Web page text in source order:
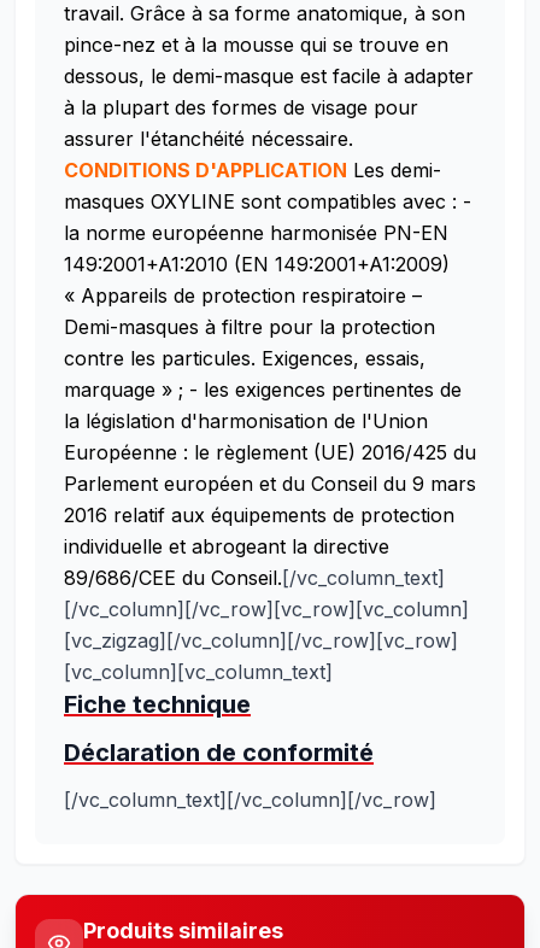
travail. Grâce à sa forme anatomique, à son
pince-nez et à la mousse qui se trouve en
dessous, le demi-masque est facile à adapter
à la plupart des formes de visage pour
assurer l'étanchéité nécessaire.
CONDITIONS D'APPLICATION Les demi-
masques OXYLINE sont compatibles avec : -
la norme européenne harmonisée PN-EN
149:2001+A1:2010 (EN 149:2001+A1:2009)
« Appareils de protection respiratoire –
Demi-masques à filtre pour la protection
contre les particules. Exigences, essais,
marquage » ; - les exigences pertinentes de
la législation d'harmonisation de l'Union
Européenne : le règlement (UE) 2016/425 du
Parlement européen et du Conseil du 9 mars
2016 relatif aux équipements de protection
individuelle et abrogeant la directive
89/686/CEE du Conseil. [/vc_column_text]
[/vc_column][/vc_row][vc_row][vc_column]
[vc_zigzag][/vc_column][/vc_row][vc_row]
[vc_column][vc_column_text]
Fiche technique
Déclaration de conformité
[/vc_column_text][/vc_column][/vc_row]
Produits similaires